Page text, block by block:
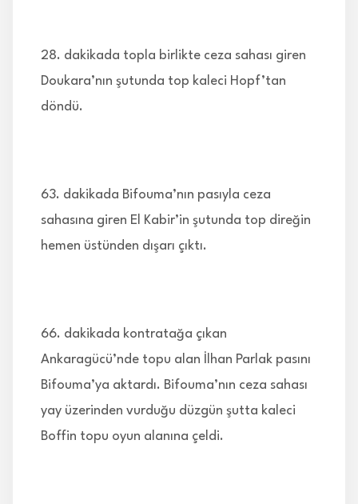
28. dakikada topla birlikte ceza sahası giren
Doukara’nın şutunda top kaleci Hopf’tan
döndü.
63. dakikada Bifouma’nın pasıyla ceza
sahasına giren El Kabir’in şutunda top direğin
hemen üstünden dışarı çıktı.
66. dakikada kontratağa çıkan
Ankaragücü’nde topu alan İlhan Parlak pasını
Bifouma’ya aktardı. Bifouma’nın ceza sahası
yay üzerinden vurduğu düzgün şutta kaleci
Boffin topu oyun alanına çeldi.